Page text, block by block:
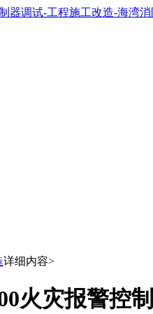
详细内容>
火灾报警控